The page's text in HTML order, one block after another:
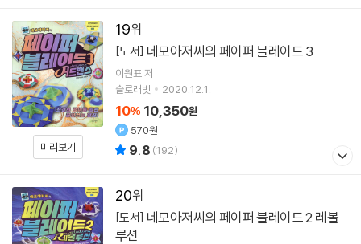
19
미리보기
[도서] 네모아저씨의 페이퍼 블레이드 3
이원표 저
슬로래빗
2020.12.1.
10% 10,350원
570원
9.8 (192)
20
[도서]
루션